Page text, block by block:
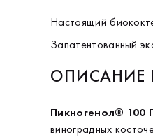
Настоящий
Запатентованный
ОПИСАНИЕ
Пикногенол® 100
виноградных